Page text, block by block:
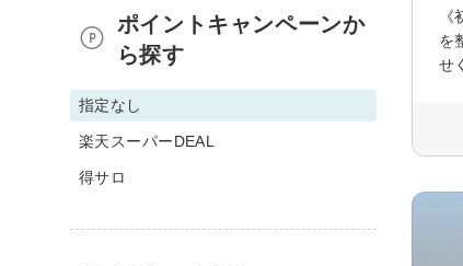
を
せ
ポイントキャンペーンか
ら探す
指定なし
楽天スーパーDEAL
得サロ